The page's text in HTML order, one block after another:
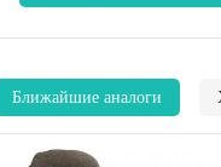
Ближайшие аналоги